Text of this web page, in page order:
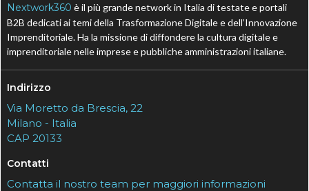
Nextwork360 è il più grande network in Italia di testate e portali
B2B dedicati ai temi della Trasformazione Digitale e dell’Innovazione
Imprenditoriale. Ha la missione di diffondere la cultura digitale e
imprenditoriale nelle imprese e pubbliche amministrazioni italiane.
Indirizzo
Via Moretto da Brescia, 22
Milano - Italia
CAP 20133
Contatti
Contatta il nostro team per maggiori informazioni